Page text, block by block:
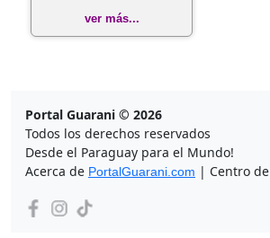
ver más...
Portal Guarani © 2026
Todos los derechos reservados
Desde el Paraguay para el Mundo!
Acerca de PortalGuarani.com | Centro de